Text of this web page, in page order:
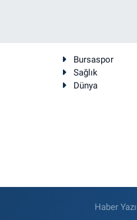
Bursaspor
Sağlık
Dünya
Haber